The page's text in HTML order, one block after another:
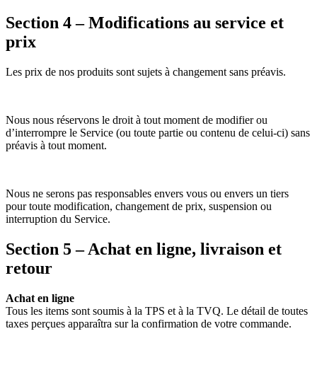
Section 4 – Modifications au service et
prix
Les prix de nos produits sont sujets à changement sans préavis.
Nous nous réservons le droit à tout moment de modifier ou
d’interrompre le Service (ou toute partie ou contenu de celui-ci) sans
préavis à tout moment.
Nous ne serons pas responsables envers vous ou envers un tiers
pour toute modification, changement de prix, suspension ou
interruption du Service.
Section 5 – Achat en ligne, livraison et
retour
Achat en ligne
Tous les items sont soumis à la TPS et à la TVQ. Le détail de toutes
taxes perçues apparaîtra sur la confirmation de votre commande.